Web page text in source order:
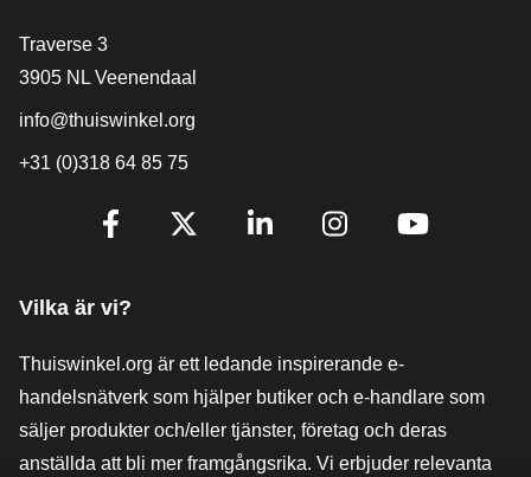
[_General:Contact]
Traverse 3
3905 NL Veenendaal
info@thuiswinkel.org
+31 (0)318 64 85 75
[_General:SocialMediaTitle]
Vilka är vi?
Thuiswinkel.org är ett ledande inspirerande e-
handelsnätverk som hjälper butiker och e-handlare som
säljer produkter och/eller tjänster, företag och deras
anställda att bli mer framgångsrika. Vi erbjuder relevanta